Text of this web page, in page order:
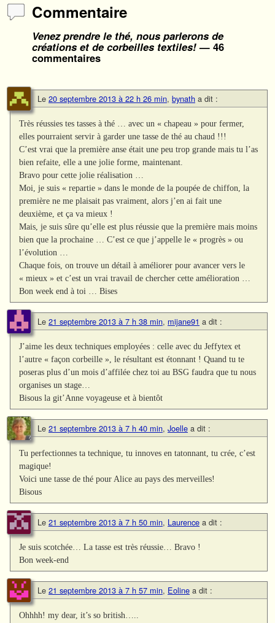
Commentaire
Venez prendre le thé, nous parlerons de
créations et de corbeilles textiles!— 46
commentaires
Le 20 septembre 2013 à 22 h 26 min, bynath a dit :
Très réussies tes tasses à thé … avec un « chapeau » pour fermer,
elles pourraient servir à garder une tasse de thé au chaud !!!
C’est vrai que la première anse était une peu trop grande mais tu l’as
bien refaite, elle a une jolie forme, maintenant.
Bravo pour cette jolie réalisation …
Moi, je suis « repartie » dans le monde de la poupée de chiffon, la
première ne me plaisait pas vraiment, alors j’en ai fait une
deuxième, et ça va mieux !
Mais, je suis sûre qu’elle est plus réussie que la première mais moins
bien que la prochaine … C’est ce que j’appelle le « progrès » ou
l’évolution …
Chaque fois, on trouve un détail à améliorer pour avancer vers le
« mieux » et c’est un vrai travail de chercher cette amélioration …
Bon week end à toi … Bises
Le 21 septembre 2013 à 7 h 38 min, mijane91 a dit :
J’aime les deux techniques employées : celle avec du Jeffytex et
l’autre « façon corbeille », le résultant est étonnant ! Quand tu te
poseras plus d’un mois d’affilée chez toi au BSG faudra que tu nous
organises un stage…
Bisous la git’Anne voyageuse et à bientôt
Le 21 septembre 2013 à 7 h 40 min, Joelle a dit :
Tu perfectionnes ta technique, tu innoves en tatonnant, tu crée, c’est
magique!
Voici une tasse de thé pour Alice au pays des merveilles!
Bisous
Le 21 septembre 2013 à 7 h 50 min, Laurence a dit :
Je suis scotchée… La tasse est très réussie… Bravo !
Bon week-end
Le 21 septembre 2013 à 7 h 57 min, Eoline a dit :
Ohhhh! my dear, it’s so british…..